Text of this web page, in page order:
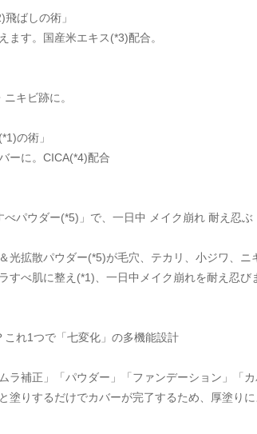
飛ばしの術」
ます。国産米エキス(*3)配合。
キビ跡に。
の術」
ーに。CICA(*4)配合
べパウダー(*5)」で、一日中 メイク崩れ 耐え忍ぶ
光拡散パウダー(*5)が毛穴、テカリ、小ジワ、ニ
すべ肌に整え(*1)、一日中メイク崩れを耐え忍び
これ1つで「七変化」の多機能設計
ラ補正」「パウダー」「ファンデーション」「
塗りするだけでカバーが完了するため、厚塗りに